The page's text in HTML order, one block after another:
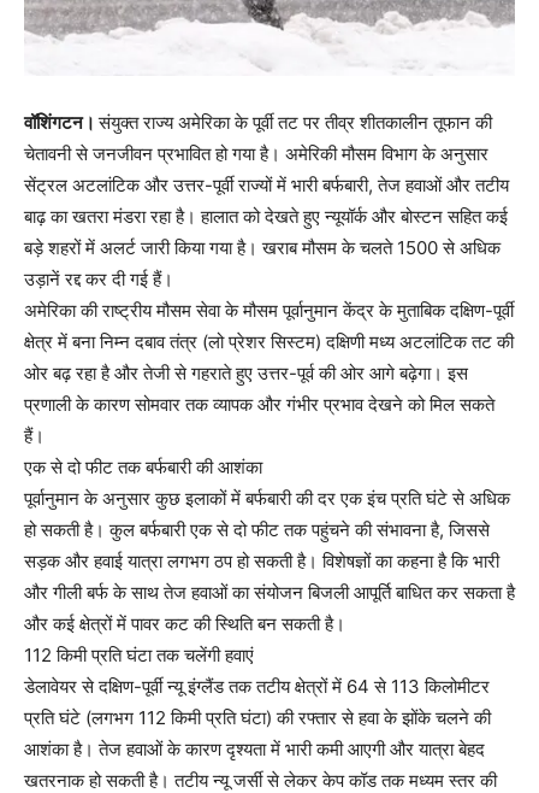
वॉशिंगटन।संयुक्त राज्य अमेरिका के पूर्वी तट पर तीव्र शीतकालीन तूफान की
चेतावनी से जनजीवन प्रभावित हो गया है। अमेरिकी मौसम विभाग के अनुसार
सेंट्रल अटलांटिक और उत्तर-पूर्वी राज्यों में भारी बर्फबारी, तेज हवाओं और तटीय
बाढ़ का खतरा मंडरा रहा है। हालात को देखते हुए न्यूयॉर्क और बोस्टन सहित कई
बड़े शहरों में अलर्ट जारी किया गया है। खराब मौसम के चलते 1500 से अधिक
उड़ानें रद्द कर दी गई हैं।
अमेरिका की राष्ट्रीय मौसम सेवा के मौसम पूर्वानुमान केंद्र के मुताबिक दक्षिण-पूर्वी
क्षेत्र में बना निम्न दबाव तंत्र (लो प्रेशर सिस्टम) दक्षिणी मध्य अटलांटिक तट की
ओर बढ़ रहा है और तेजी से गहराते हुए उत्तर-पूर्व की ओर आगे बढ़ेगा। इस
प्रणाली के कारण सोमवार तक व्यापक और गंभीर प्रभाव देखने को मिल सकते
हैं।
एक से दो फीट तक बर्फबारी की आशंका
पूर्वानुमान के अनुसार कुछ इलाकों में बर्फबारी की दर एक इंच प्रति घंटे से अधिक
हो सकती है। कुल बर्फबारी एक से दो फीट तक पहुंचने की संभावना है, जिससे
सड़क और हवाई यात्रा लगभग ठप हो सकती है। विशेषज्ञों का कहना है कि भारी
और गीली बर्फ के साथ तेज हवाओं का संयोजन बिजली आपूर्ति बाधित कर सकता है
और कई क्षेत्रों में पावर कट की स्थिति बन सकती है।
112 किमी प्रति घंटा तक चलेंगी हवाएं
डेलावेयर से दक्षिण-पूर्वी न्यू इंग्लैंड तक तटीय क्षेत्रों में 64 से 113 किलोमीटर
प्रति घंटे (लगभग 112 किमी प्रति घंटा) की रफ्तार से हवा के झोंके चलने की
आशंका है। तेज हवाओं के कारण दृश्यता में भारी कमी आएगी और यात्रा बेहद
खतरनाक हो सकती है। तटीय न्यू जर्सी से लेकर केप कॉड तक मध्यम स्तर की